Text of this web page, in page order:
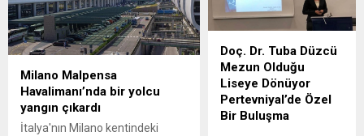
Milano Malpensa
Havalimanı’nda bir yolcu
yangın çıkardı
İtalya'nın Milano kentindeki
Doç. Dr. Tuba Düzcü
Mezun Olduğu
Liseye Dönüyor
Pertevniyal’de Özel
Bir Buluşma